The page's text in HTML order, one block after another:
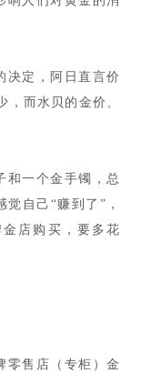
决定，阿日直言价
，而水贝的金价、
和一个金手镯，总
自己“赚到了”，
店购买，要多花
零售店（专柜）金